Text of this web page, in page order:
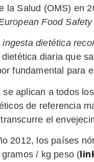
la Salud (OMS) en
Food
ingesta dietética
diaria que
fundamental para
aplican a todos
de referencia
el
2012, los países
/ kg peso (